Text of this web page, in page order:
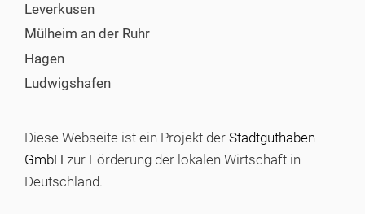
Leverkusen
Mülheim an der Ruhr
Hagen
Ludwigshafen
Diese Webseite ist ein Projekt der Stadtguthaben
GmbH zur Förderung der lokalen Wirtschaft in
Deutschland.